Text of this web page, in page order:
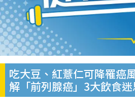
吃大豆、紅薏仁可降罹癌
解「前列腺癌」3大飲食迷